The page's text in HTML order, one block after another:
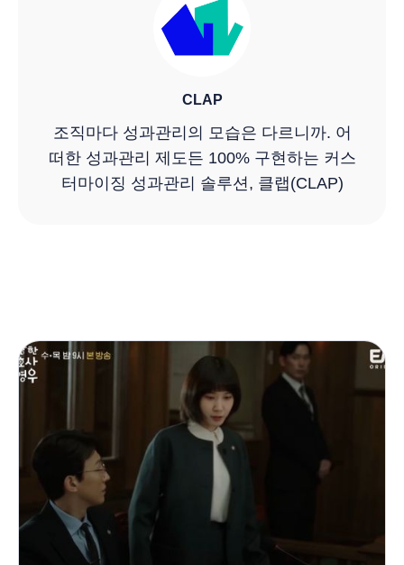
CLAP
조직마다 성과관리의 모습은 다르니까. 어
떠한 성과관리 제도든 100% 구현하는 커스
터마이징 성과관리 솔루션, 클랩(CLAP)